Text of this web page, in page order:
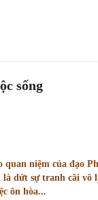
sống
niệm của đạo
dứt sự tranh cãi vô
ôn hòa...